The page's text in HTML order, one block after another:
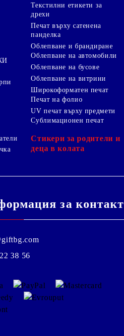
Текстилни етикети за
дрехи
Печат върху сатенена
панделка
Облепване и брандиране
Облепване на автомобили
Облепване на бусове
Облепване на витрини
Широкоформатен печат
Печат на фолио
UV печат върху предмети
Сублимационен печат
Стикери за родители и
деца в колата
за контакт
38 56